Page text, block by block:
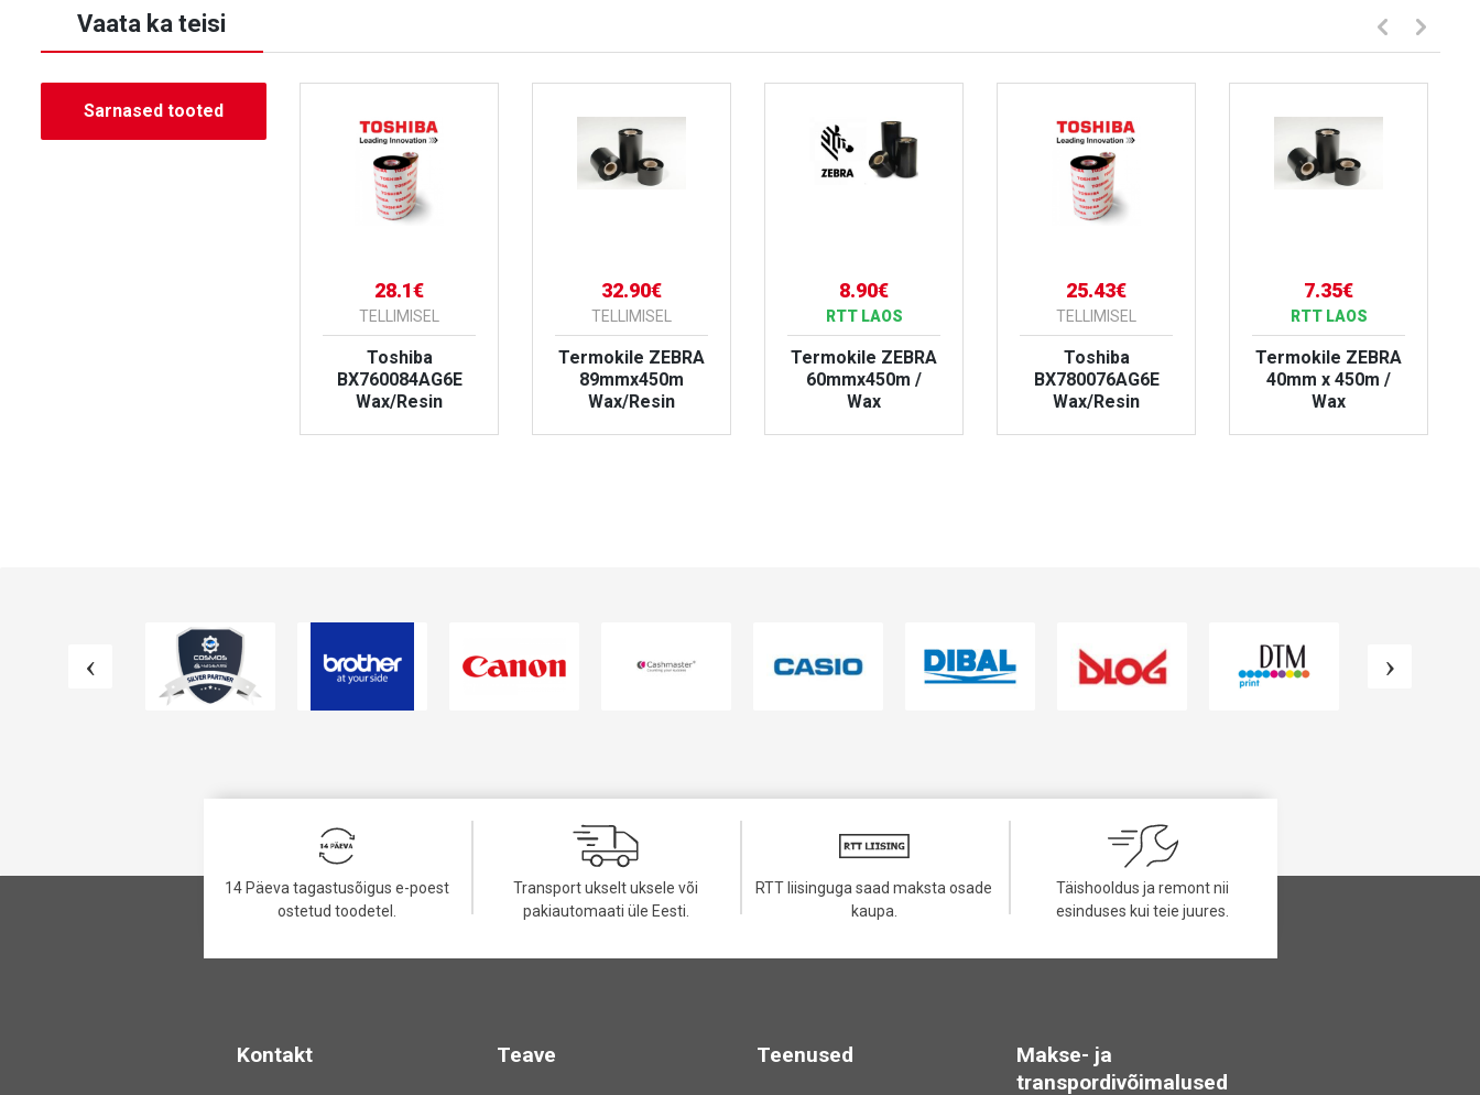
Vaata ka teisi
Sarnased tooted
28.1€
TELLIMISEL
Toshiba
BX760084AG6E
Wax/Resin
32.90€
TELLIMISEL
Termokile ZEBRA
89mmx450m
Wax/Resin
8.90€
RTT LAOS
Termokile ZEBRA
60mmx450m /
Wax
25.43€
TELLIMISEL
Toshiba
BX780076AG6E
Wax/Resin
7.35€
RTT LAOS
Termokile ZEBRA
40mm x 450m /
Wax
14 Päeva tagastusõigus e-poest
ostetud toodetel.
Transport ukselt uksele või
pakiautomaati üle Eesti.
RTT liisinguga saad maksta osade
kaupa.
Täishooldus ja remont nii
esinduses kui teie juures.
Kontakt Teave Teenused
Makse- ja
transpordivõimalused